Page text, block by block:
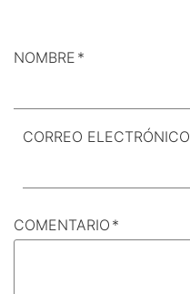
NOMBRE *
CORREO ELECTRÓNICO
COMENTARIO *